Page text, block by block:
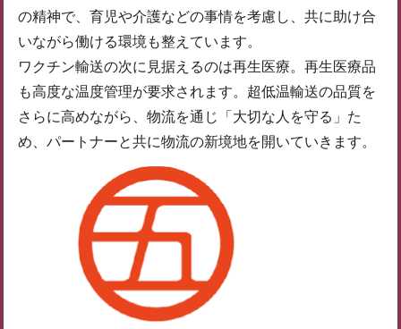
の精神で、育児や介護などの事情を考慮し、共に助け合
いながら働ける環境も整えています。
ワクチン輸送の次に見据えるのは再生医療。再生医療品
も高度な温度管理が要求されます。超低温輸送の品質を
さらに高めながら、物流を通じ「大切な人を守る」た
め、パートナーと共に物流の新境地を開いていきます。